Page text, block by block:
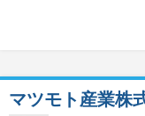
マツモト産業株